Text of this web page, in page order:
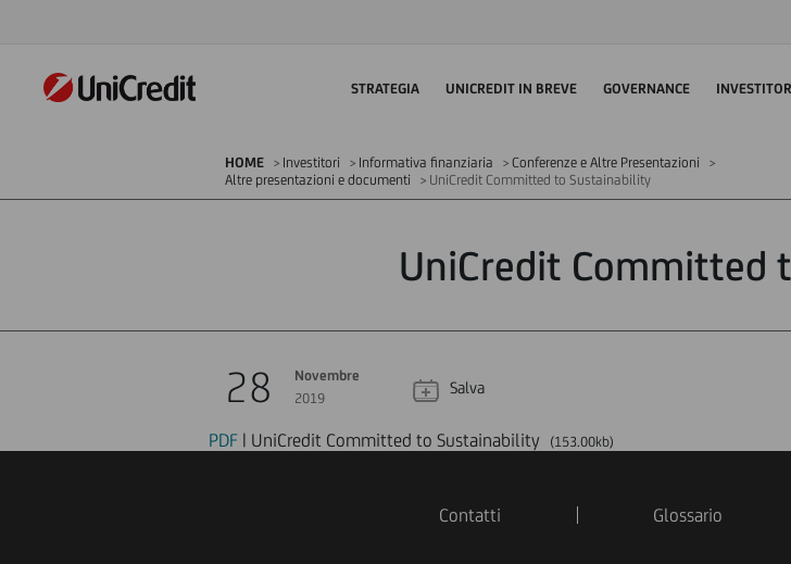
STRATEGIA UNICREDIT IN BREVE GOVERNANCE
HOME Investitori Informativa finanziaria
Conferenze e Altre Presentazioni
Altre presentazioni e documenti
UniCredit Committed to Sustainability
UniCredit Committed
28
Novembre
2019
Salva
PDF | UniCredit Committed to Sustainability (153.00kb)
Contatti Glossario